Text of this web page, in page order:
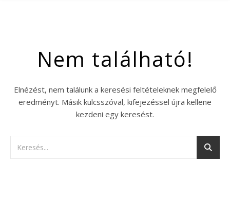
Nem található!
Elnézést, nem találunk a keresési feltételeknek megfelelő
eredményt. Másik kulcsszóval, kifejezéssel újra kellene
kezdeni egy keresést.